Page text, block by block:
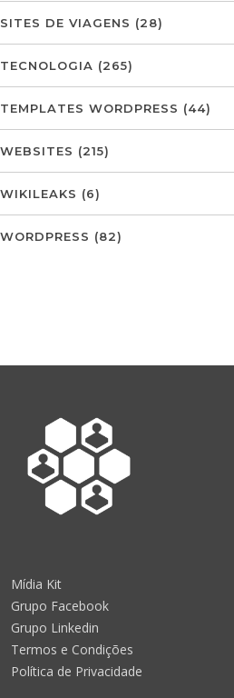
SITES DE VIAGENS (28)
TECNOLOGIA (265)
TEMPLATES WORDPRESS (44)
WEBSITES (215)
WIKILEAKS (6)
WORDPRESS (82)
Mídia Kit
Grupo Facebook
Grupo Linkedin
Termos e Condições
Política de Privacidade